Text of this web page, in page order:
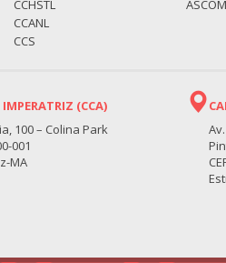
CCHSTL
CCANL
CCS
ASCOM
(CCA)
100 – Colina Park
001
MA